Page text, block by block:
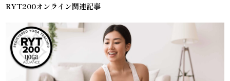
RYT200オンライン関連記事